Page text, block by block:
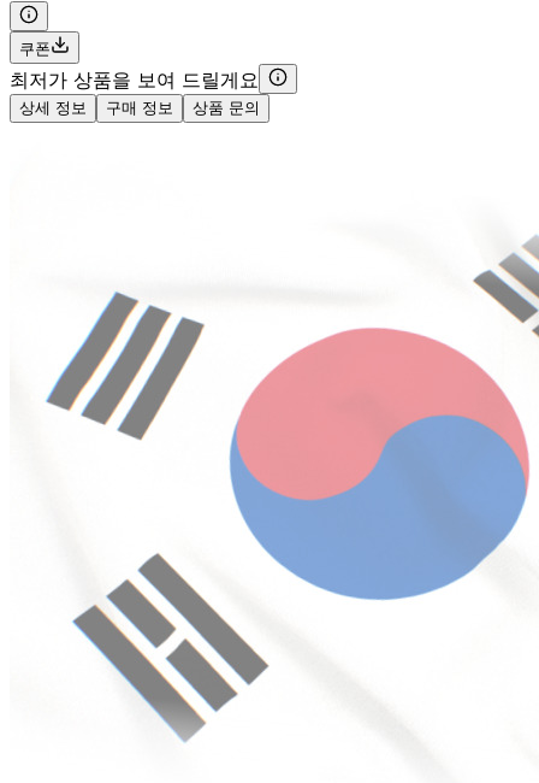
쿠폰
최저가 상품을 보여 드릴게요
상세 정보 구매 정보 상품 문의